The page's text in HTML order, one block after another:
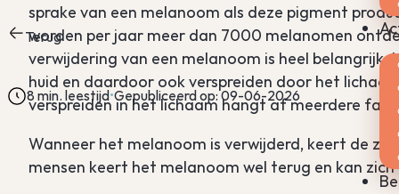
Terug
8 min. leestijd Gepubliceerd op: 09-06-2026
sprake van een melanoom als deze pigment
worden per jaar meer dan 7000 melanomen
verwijdering van een melanoom is heel
huid en daardoor ook verspreiden door het
verspreiden in het lichaam hangt af meerdere
Wanneer het melanoom is verwijderd, keert de
mensen keert het melanoom wel terug en kan